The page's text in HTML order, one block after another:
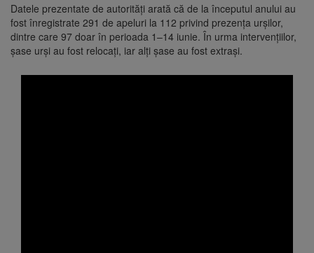
Datele prezentate de autorități arată că de la începutul anului au
fost înregistrate 291 de apeluri la 112 privind prezența urșilor,
dintre care 97 doar în perioada 1–14 iunie. În urma intervențiilor,
șase urși au fost relocați, iar alți șase au fost extrași.